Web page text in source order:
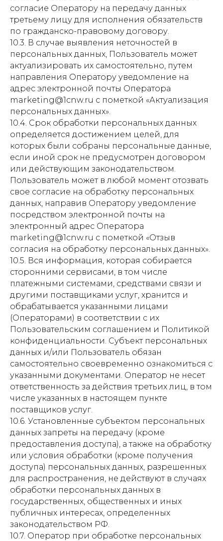
согласие Оператору на передачу данных
третьему лицу для исполнения обязательств
по гражданско-правовому договору.
10.3. В случае выявления неточностей в
персональных данных, Пользователь может
актуализировать их самостоятельно, путем
направления Оператору уведомление на
адрес электронной почты Оператора
marketing@1cnw.ru с пометкой «Актуализация
персональных данных».
10.4. Срок обработки персональных данных
определяется достижением целей, для
которых были собраны персональные данные,
если иной срок не предусмотрен договором
или действующим законодательством.
Пользователь может в любой момент отозвать
свое согласие на обработку персональных
данных, направив Оператору уведомление
посредством электронной почты на
электронный адрес Оператора
marketing@1cnw.ru с пометкой «Отзыв
согласия на обработку персональных данных».
10.5. Вся информация, которая собирается
сторонними сервисами, в том числе
платежными системами, средствами связи и
другими поставщиками услуг, хранится и
обрабатывается указанными лицами
(Операторами) в соответствии с их
Пользовательским соглашением и Политикой
конфиденциальности. Субъект персональных
данных и/или Пользователь обязан
самостоятельно своевременно ознакомиться с
указанными документами. Оператор не несет
ответственность за действия третьих лиц, в том
числе указанных в настоящем пункте
поставщиков услуг.
10.6. Установленные субъектом персональных
данных запреты на передачу (кроме
предоставления доступа), а также на обработку
или условия обработки (кроме получения
доступа) персональных данных, разрешенных
для распространения, не действуют в случаях
обработки персональных данных в
государственных, общественных и иных
публичных интересах, определенных
законодательством РФ.
10.7. Оператор при обработке персональных